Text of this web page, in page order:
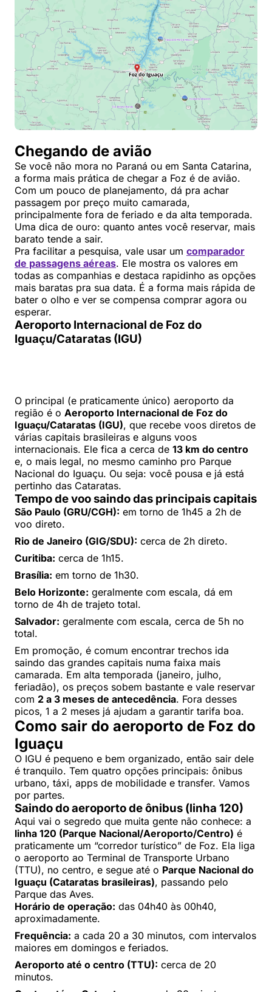
Chegando de avião
Se você não mora no Paraná ou em Santa Catarina,
a forma mais prática de chegar a Foz é de avião.
Com um pouco de planejamento, dá pra achar
passagem por preço muito camarada,
principalmente fora de feriado e da alta temporada.
Uma dica de ouro: quanto antes você reservar, mais
barato tende a sair.
Pra facilitar a pesquisa, vale usar um comparador
de passagens aéreas. Ele mostra os valores em
todas as companhias e destaca rapidinho as opções
mais baratas pra sua data. É a forma mais rápida de
bater o olho e ver se compensa comprar agora ou
esperar.
Aeroporto Internacional de Foz do
Iguaçu/Cataratas (IGU)
O principal (e praticamente único) aeroporto da
região é o Aeroporto Internacional de Foz do
Iguaçu/Cataratas (IGU), que recebe voos diretos de
várias capitais brasileiras e alguns voos
internacionais. Ele fica a cerca de 13 km do centro
e, o mais legal, no mesmo caminho pro Parque
Nacional do Iguaçu. Ou seja: você pousa e já está
pertinho das Cataratas.
Tempo de voo saindo das principais capitais
São Paulo (GRU/CGH): em torno de 1h45 a 2h de
voo direto.
Rio de Janeiro (GIG/SDU): cerca de 2h direto.
Curitiba: cerca de 1h15.
Brasília: em torno de 1h30.
Belo Horizonte: geralmente com escala, dá em
torno de 4h de trajeto total.
Salvador: geralmente com escala, cerca de 5h no
total.
Em promoção, é comum encontrar trechos ida
saindo das grandes capitais numa faixa mais
camarada. Em alta temporada (janeiro, julho,
feriadão), os preços sobem bastante e vale reservar
com 2 a 3 meses de antecedência. Fora desses
picos, 1 a 2 meses já ajudam a garantir tarifa boa.
Como sair do aeroporto de Foz do
Iguaçu
O IGU é pequeno e bem organizado, então sair dele
é tranquilo. Tem quatro opções principais: ônibus
urbano, táxi, apps de mobilidade e transfer. Vamos
por partes.
Saindo do aeroporto de ônibus (linha 120)
Aqui vai o segredo que muita gente não conhece: a
linha 120 (Parque Nacional/Aeroporto/Centro) é
praticamente um “corredor turístico” de Foz. Ela liga
o aeroporto ao Terminal de Transporte Urbano
(TTU), no centro, e segue até o Parque Nacional do
Iguaçu (Cataratas brasileiras), passando pelo
Parque das Aves.
Horário de operação: das 04h40 às 00h40,
aproximadamente.
Frequência: a cada 20 a 30 minutos, com intervalos
maiores em domingos e feriados.
Aeroporto até o centro (TTU): cerca de 20
minutos.